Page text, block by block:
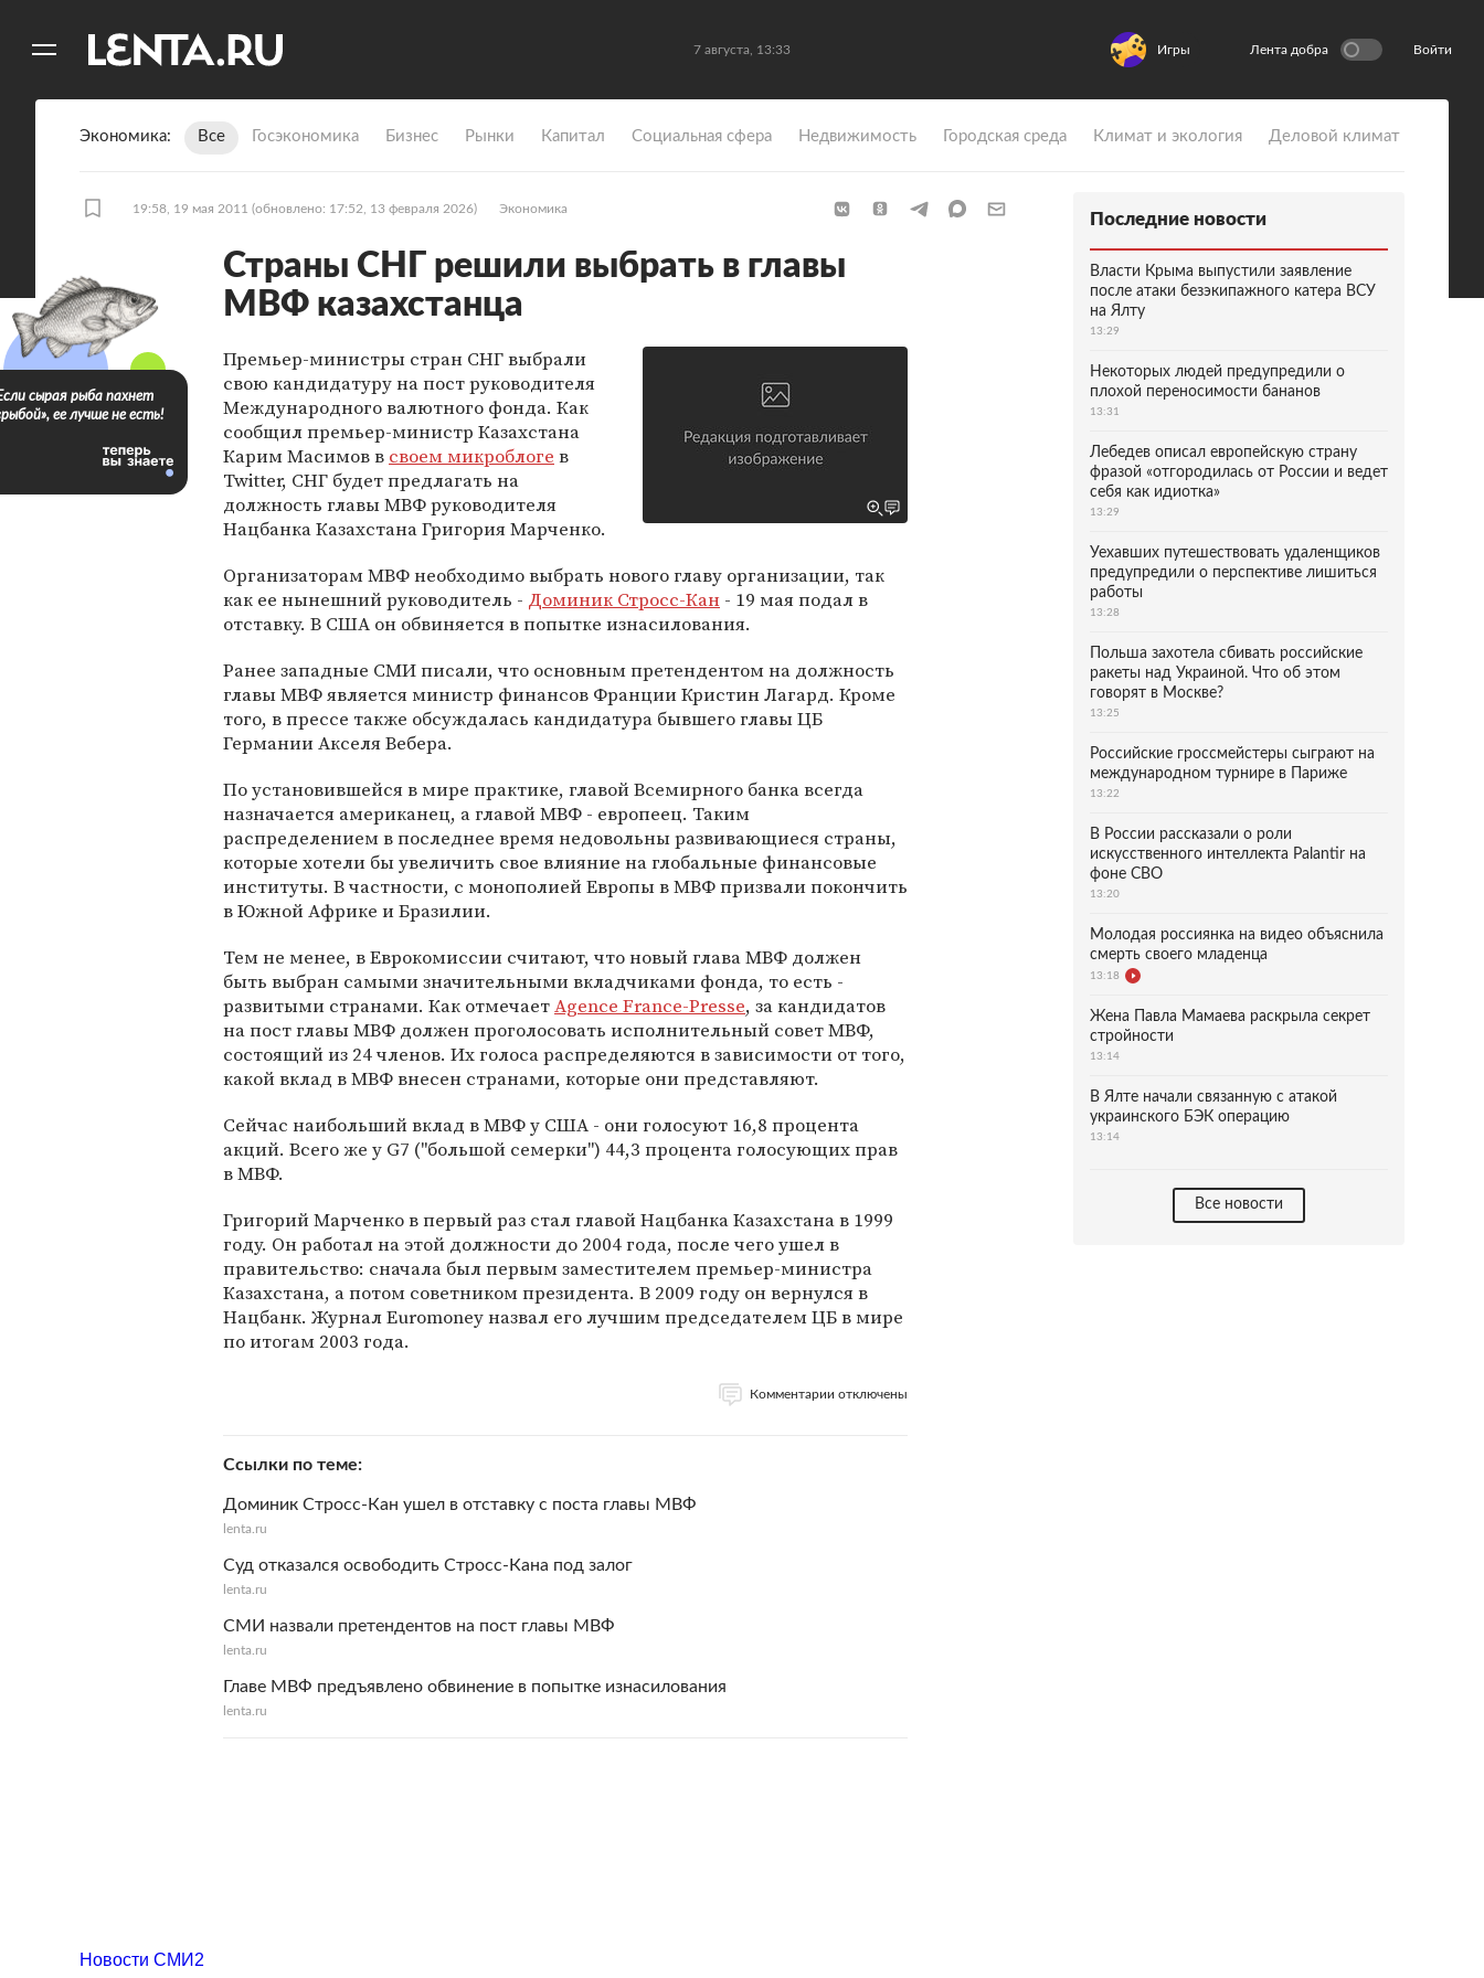
7 августа, 13:33 Игры Лента добра Войти
Экономика Все Госэкономика Бизнес Рынки Капитал Социальная сфера Недвижимость Городская среда Климат и экология Деловой климат
19:58, 19 мая 2011 (обновлено: 17:52, 13 февраля 2026) Экономика
Страны СНГ решили выбрать в главы
МВФ казахстанца
Премьер-министры стран СНГ выбрали
свою кандидатуру на пост руководителя
Международного валютного фонда. Как
сообщил премьер-министр Казахстана
Карим Масимов в своем микроблоге в
Twitter, СНГ будет предлагать на
должность главы МВФ руководителя
Нацбанка Казахстана Григория Марченко.
Организаторам МВФ необходимо выбрать нового главу организации, так
как ее нынешний руководитель - Доминик Стросс-Кан - 19 мая подал в
отставку. В США он обвиняется в попытке изнасилования.
Ранее западные СМИ писали, что основным претендентом на должность
главы МВФ является министр финансов Франции Кристин Лагард. Кроме
того, в прессе также обсуждалась кандидатура бывшего главы ЦБ
Германии Акселя Вебера.
По установившейся в мире практике, главой Всемирного банка всегда
назначается американец, а главой МВФ - европеец. Таким
распределением в последнее время недовольны развивающиеся страны,
которые хотели бы увеличить свое влияние на глобальные финансовые
институты. В частности, с монополией Европы в МВФ призвали покончить
в Южной Африке и Бразилии.
Тем не менее, в Еврокомиссии считают, что новый глава МВФ должен
быть выбран самыми значительными вкладчиками фонда, то есть -
развитыми странами. Как отмечаетAgence France-Presse, за кандидатов
на пост главы МВФ должен проголосовать исполнительный совет МВФ,
состоящий из 24 членов. Их голоса распределяются в зависимости от того,
какой вклад в МВФ внесен странами, которые они представляют.
Сейчас наибольший вклад в МВФ у США - они голосуют 16,8 процента
акций. Всего же у G7 ("большой семерки") 44,3 процента голосующих прав
в МВФ.
Григорий Марченко в первый раз стал главой Нацбанка Казахстана в 1999
году. Он работал на этой должности до 2004 года, после чего ушел в
правительство: сначала был первым заместителем премьер-министра
Казахстана, а потом советником президента. В 2009 году он вернулся в
Нацбанк. Журнал Euromoney назвал его лучшим председателем ЦБ в мире
по итогам 2003 года.
Комментарии отключены
Ссылки по теме
Доминик Стросс-Кан ушел в отставку с поста главы МВФ
lenta.ru
Суд отказался освободить Стросс-Кана под залог
lenta.ru
СМИ назвали претендентов на пост главы МВФ
lenta.ru
Главе МВФ предъявлено обвинение в попытке изнасилования
lenta.ru
сырая рыба пахнет
ее лучше не есть!
Последние новости
Власти Крыма выпустили заявление
после атаки безэкипажного катера ВСУ
на Ялту
13:29
Некоторых людей предупредили о
плохой переносимости бананов
13:31
Лебедев описал европейскую страну
фразой «отгородилась от России и ведет
себя как идиотка»
13:29
Уехавших путешествовать удаленщиков
предупредили о перспективе лишиться
работы
13:28
Польша захотела сбивать российские
ракеты над Украиной. Что об этом
говорят в Москве?
13:25
Российские гроссмейстеры сыграют на
международном турнире в Париже
13:22
В России рассказали о роли
искусственного интеллекта Palantir на
фоне СВО
13:20
Молодая россиянка на видео объяснила
смерть своего младенца
13:18
Жена Павла Мамаева раскрыла секрет
стройности
13:14
В Ялте начали связанную с атакой
украинского БЭК операцию
13:14
Все новости
Новости СМИ2